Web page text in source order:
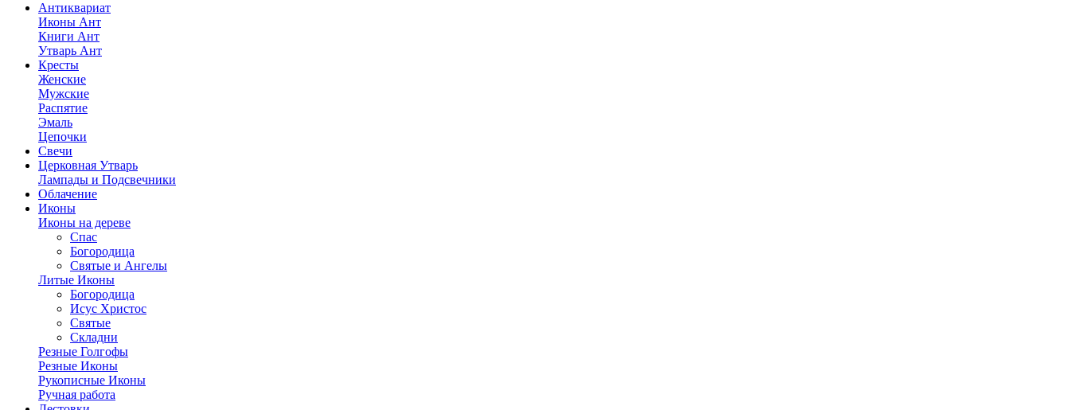
Антиквариат
Иконы Ант
Книги Ант
Утварь Ант
Кресты
Женские
Мужские
Распятие
Эмаль
Цепочки
Свечи
Церковная Утварь
Лампады и Подсвечники
Облачение
Иконы
Иконы на дереве
Спас
Богородица
Святые и Ангелы
Литые Иконы
Богородица
Исус Христос
Святые
Складни
Резные Голгофы
Резные Иконы
Рукописные Иконы
Ручная работа